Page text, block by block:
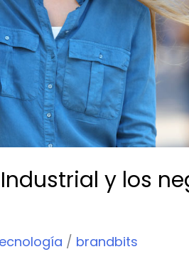
y los
/ brandbits